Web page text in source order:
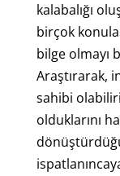
kalabalığı
birçok
bilge olmayı
Araştırarak,
sahibi
olduklarını